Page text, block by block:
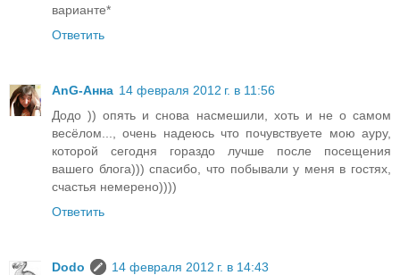
варианте*
Ответить
AnG-Анна 14 февраля 2012 г. в 11:56
Додо )) опять и снова насмешили, хоть и не о самом
весёлом..., очень надеюсь что почувствуете мою ауру,
которой сегодня гораздо лучше после посещения
вашего блога))) спасибо, что побывали у меня в гостях,
счастья немерено))))
Ответить
Dodo
14 февраля 2012 г. в 14:43